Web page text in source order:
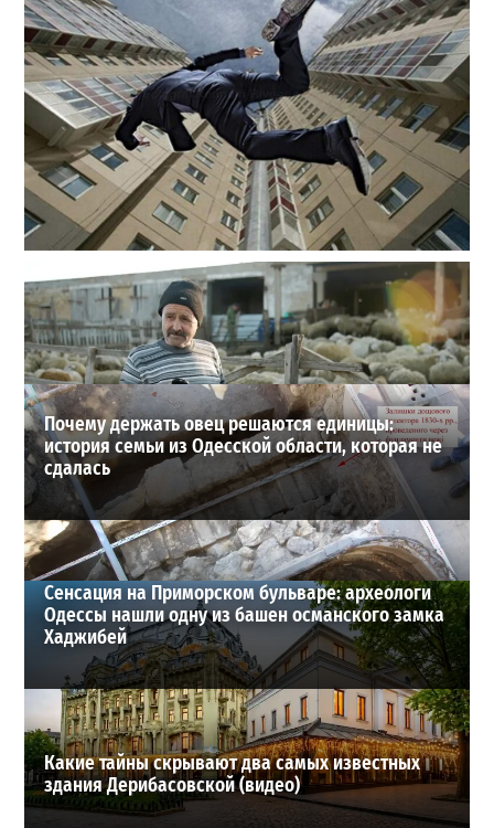
В одесском жилмассиве Радужном погиб 26-летний
мужчина: что известно
27-07-2026 в 13:47
ВИБОР РЕДАКЦИИ
Почему держать овец решаются единицы:
история семьи из Одесской области, которая не
сдалась
Сенсация на Приморском бульваре: археологи
Одессы нашли одну из башен османского замка
Хаджибей
Какие тайны скрывают два самых известных
здания Дерибасовской (видео)